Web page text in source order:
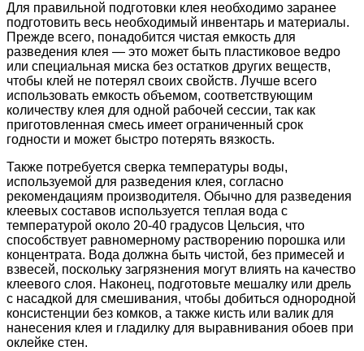
Для правильной подготовки клея необходимо заранее
подготовить весь необходимый инвентарь и материалы.
Прежде всего, понадобится чистая емкость для
разведения клея — это может быть пластиковое ведро
или специальная миска без остатков других веществ,
чтобы клей не потерял своих свойств. Лучше всего
использовать емкость объемом, соответствующим
количеству клея для одной рабочей сессии, так как
приготовленная смесь имеет ограниченный срок
годности и может быстро потерять вязкость.
Также потребуется сверка температуры воды,
используемой для разведения клея, согласно
рекомендациям производителя. Обычно для разведения
клеевых составов используется теплая вода с
температурой около 20-40 градусов Цельсия, что
способствует равномерному растворению порошка или
концентрата. Вода должна быть чистой, без примесей и
взвесей, поскольку загрязнения могут влиять на качество
клеевого слоя. Наконец, подготовьте мешалку или дрель
с насадкой для смешивания, чтобы добиться однородной
консистенции без комков, а также кисть или валик для
нанесения клея и гладилку для выравнивания обоев при
оклейке стен.